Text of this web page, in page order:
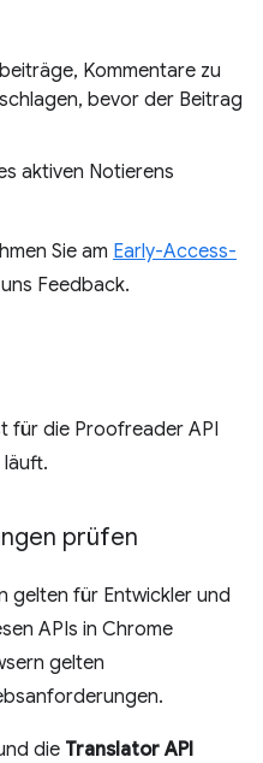
Kommentare zu
bevor der Beitrag
aktiven Notierens
Sie am Early-Access-
Feedback.
für die Proofreader API
läuft.
prüfen
gelten für Entwickler und
APIs in Chrome
gelten
die Translator API